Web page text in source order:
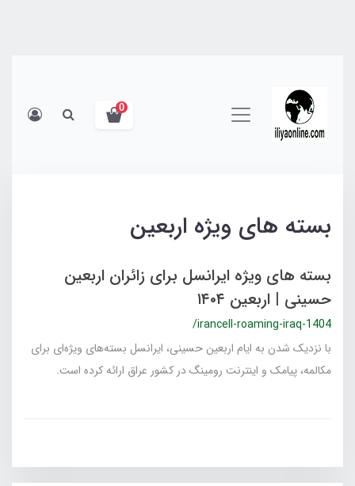
0
بسته های ویژه اربعین
بسته های ویژه ایرانسل برای زائران اربعین
حسینی | اربعین ۱۴۰۴
/irancell-roaming-iraq-1404
با نزدیک شدن به ایام اربعین حسینی، ایرانسل بسته‌های ویژه‌ای برای
مکالمه، پیامک و اینترنت رومینگ در کشور عراق ارائه کرده است.